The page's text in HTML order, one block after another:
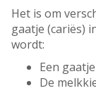
Het is om
gaatje (cariës)
wordt:
Een
De